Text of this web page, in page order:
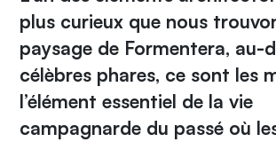
plus curieux que nous
paysage de Formentera, au-
célèbres phares, ce sont les
l’élément essentiel de la vie
campagnarde du passé où